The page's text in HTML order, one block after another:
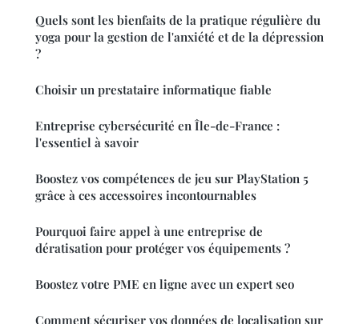
Quels sont les bienfaits de la pratique régulière du
yoga pour la gestion de l'anxiété et de la dépression
?
Choisir un prestataire informatique fiable
Entreprise cybersécurité en Île-de-France :
l'essentiel à savoir
Boostez vos compétences de jeu sur PlayStation 5
grâce à ces accessoires incontournables
Pourquoi faire appel à une entreprise de
dératisation pour protéger vos équipements ?
Boostez votre PME en ligne avec un expert seo
Comment sécuriser vos données de localisation sur